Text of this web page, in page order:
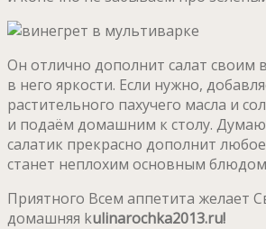
Он отлично дополнит салат своим
в него яркости. Если нужно,
растительного пахучего масла и
и подаём домашним к столу.
салатик прекрасно дополнит
станет неплохим основным
Приятного Всем аппетита желает
домашняя kulinarochka2013.ru!